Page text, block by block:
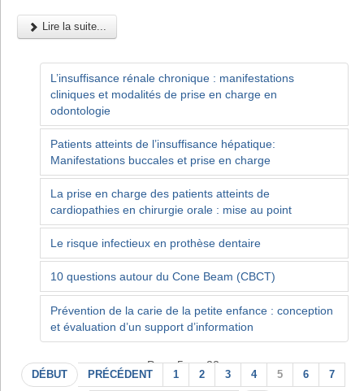
Lire la suite...
L’insuffisance rénale chronique : manifestations
cliniques et modalités de prise en charge en
odontologie
Patients atteints de l’insuffisance hépatique:
Manifestations buccales et prise en charge
La prise en charge des patients atteints de
cardiopathies en chirurgie orale : mise au point
Le risque infectieux en prothèse dentaire
10 questions autour du Cone Beam (CBCT)
Prévention de la carie de la petite enfance : conception
et évaluation d’un support d’information
Page 5 sur 22
DÉBUT PRÉCÉDENT 1 2 3 4 5 6 7